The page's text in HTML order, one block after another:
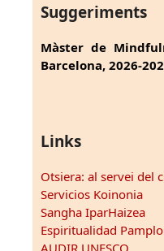
Suggeriments
Màster de
Barcelona, 2026-
Links
Otsiera: al servei del
Servicios Koinonia
Sangha IparHaizea
Espiritualidad